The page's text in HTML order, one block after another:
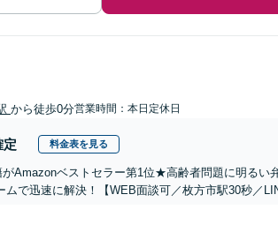
から徒歩0分営業時間：本日定休日
定 料金表を見る
Amazonベストセラー第1位★高齢者問題に明るい
で迅速に解決！【WEB面談可／枚方市駅30秒／